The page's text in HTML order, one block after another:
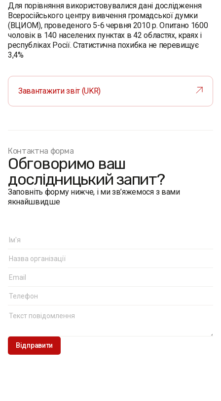
Для порівняння використовувалися дані дослідження
Всеросійського центру вивчення громадської думки
(ВЦИОМ), проведеного 5-6 червня 2010 р. Опитано 1600
чоловік в 140 населених пунктах в 42 областях, краях і
республіках Росії. Статистична похибка не перевищує
3,4%
Завантажити звіт (UKR)
Контактна форма
Обговоримо ваш
дослідницький запит?
Заповніть форму нижче, і ми зв’яжемося з вами
якнайшвидше